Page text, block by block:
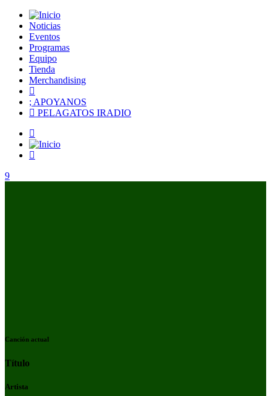
Noticias
Eventos
Programas
Equipo
Tienda
Merchandising
APOYANOS
PELAGATOS IRADIO
Canción actual
Título
Artista